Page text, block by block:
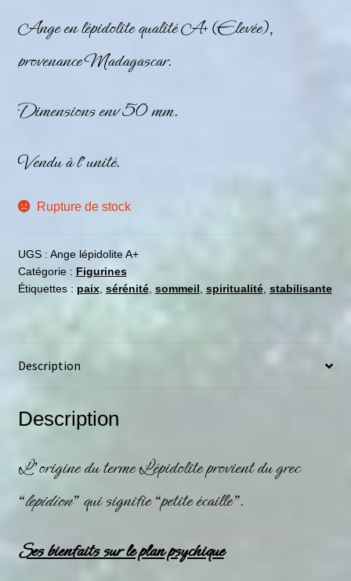
Ange enlépidolitequalité A+ (Elevée),
provenance Madagascar.
Dimensions env 50 mm.
Vendu à l’unité.
Rupture de stock
UGS : Ange lépidolite A+
Catégorie : Figurines
Étiquettes : paix, sérénité, sommeil, spiritualité, stabilisante
Description
Description
L’origine du termeLépidoliteprovient du grec
“lepidion” qui signifie “petite écaille”.
Ses bienfaits sur le plan psychique